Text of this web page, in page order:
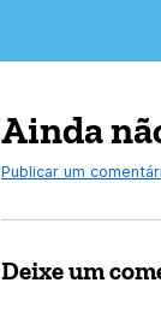
Ainda
Publicar um
Deixe um